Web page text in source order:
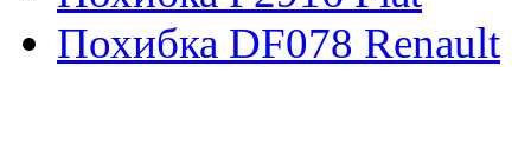
Похибка DF078 Renault